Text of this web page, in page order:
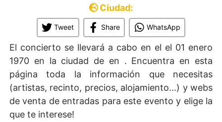
Ciudad:
Tweet Share WhatsApp
El concierto se llevará a cabo en el el 01 enero
1970 en la ciudad de en . Encuentra en esta
página toda la información que necesitas
(artistas, recinto, precios, alojamiento...) y webs
de venta de entradas para este evento y elige la
que te interese!